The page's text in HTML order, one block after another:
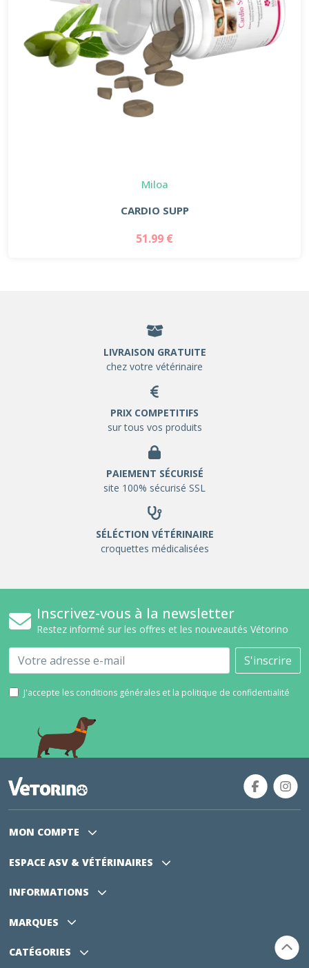
Miloa
CARDIO SUPP
51.99 €
LIVRAISON GRATUITE
chez votre vétérinaire
PRIX COMPETITIFS
sur tous vos produits
PAIEMENT SÉCURISÉ
site 100% sécurisé SSL
SÉLÉCTION VÉTÉRINAIRE
croquettes médicalisées
Inscrivez-vous à la newsletter
Restez informé sur les offres et les nouveautés Vétorino
Email S'inscrire
J'accepte les conditions générales et la politique de confidentialité
MON COMPTE
ESPACE ASV & VÉTÉRINAIRES
INFORMATIONS
MARQUES
CATÉGORIES